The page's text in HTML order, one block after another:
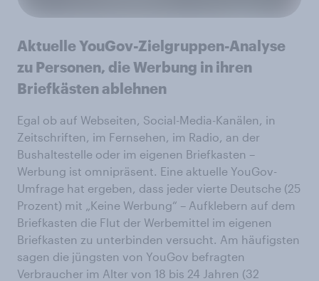
Aktuelle YouGov-Zielgruppen-Analyse
zu Personen, die Werbung in ihren
Briefkästen ablehnen
Egal ob auf Webseiten, Social-Media-Kanälen, in
Zeitschriften, im Fernsehen, im Radio, an der
Bushaltestelle oder im eigenen Briefkasten –
Werbung ist omnipräsent. Eine aktuelle YouGov-
Umfrage hat ergeben, dass jeder vierte Deutsche (25
Prozent) mit „Keine Werbung“ – Aufklebern auf dem
Briefkasten die Flut der Werbemittel im eigenen
Briefkasten zu unterbinden versucht. Am häufigsten
sagen die jüngsten von YouGov befragten
Verbraucher im Alter von 18 bis 24 Jahren (32